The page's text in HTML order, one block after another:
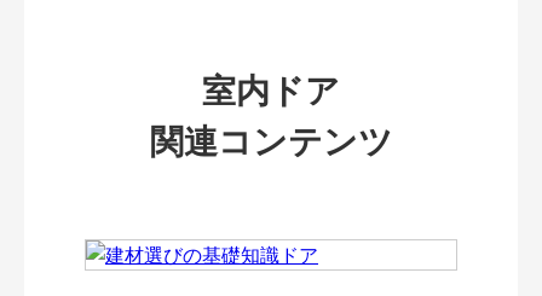
室内ドア
関連コンテンツ